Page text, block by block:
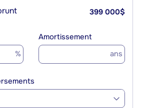
399 000$
%
Amortissement
ans